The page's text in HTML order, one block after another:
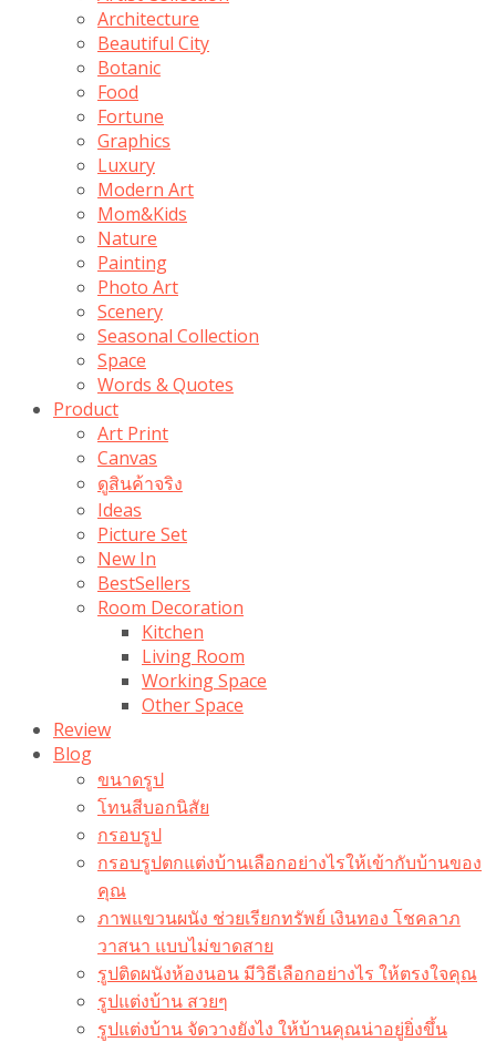
Architecture
Beautiful City
Botanic
Food
Fortune
Graphics
Luxury
Modern Art
Mom&Kids
Nature
Painting
Photo Art
Scenery
Seasonal Collection
Space
Words & Quotes
Product
Art Print
Canvas
ดูสินค้าจริง
Ideas
Picture Set
New In
BestSellers
Room Decoration
Kitchen
Living Room
Working Space
Other Space
Review
Blog
ขนาดรูป
โทนสีบอกนิสัย
กรอบรูป
กรอบรูปตกแต่งบ้านเลือกอย่างไรให้เข้ากับบ้านของ
คุณ
ภาพแขวนผนัง ช่วยเรียกทรัพย์ เงินทอง โชคลาภ
วาสนา แบบไม่ขาดสาย
รูปติดผนังห้องนอน มีวิธีเลือกอย่างไร ให้ตรงใจคุณ
รูปแต่งบ้าน สวยๆ
รูปแต่งบ้าน จัดวางยังไง ให้บ้านคุณน่าอยู่ยิ่งขึ้น